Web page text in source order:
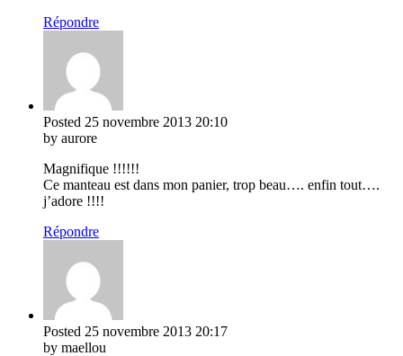
Répondre
Posted 25 novembre 2013 20:10
by aurore
Magnifique !!!!!!
Ce manteau est dans mon panier, trop beau…. enfin tout….
j’adore !!!!
Répondre
Posted 25 novembre 2013 20:17
by maellou